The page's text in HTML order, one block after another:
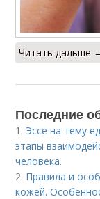
Читать дальше
Последние
1. Эссе на тему
этапы
человека.
2. Правила и
кожей.